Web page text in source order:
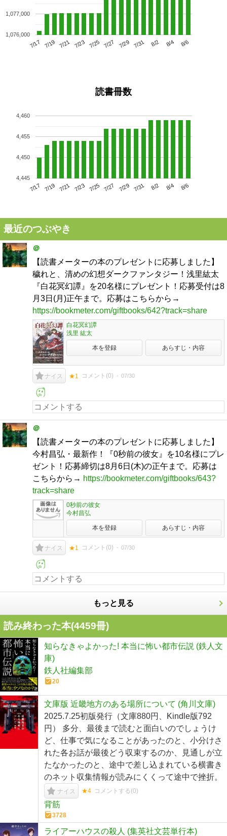
7/17 7/19 7/21 7/23 7/25 7/27 7/29 7/31 8/2 8/4 8/6
1,076,000
1,077,000
読書冊数
7/17 7/19 7/21 7/23 7/25 7/27 7/29 7/31 8/2 8/4 8/6
4,445
4,450
4,455
4,460
最近のつぶやき
＠
【読書メーターの本のプレゼントに応募しました】
穢れと、清めの幻想ダークファンタジー！浅里紘太
『白花冥幻譚』を20名様にプレゼント！応募受付は8
月3日(月)正午まで。応募はこちらから→
https://bookmeter.com/giftbooks/642?track=share
白花冥幻譚
浅里 紘太
本を登録 あらすじ・内容
ナイス ★1 コメント(0) 07/30
＠
【読書メーターの本のプレゼントに応募しました】
今村昌弘・最新作！『0秒前の彼女』を10名様にプレ
ゼント！応募締切は8月6日(木)の正午まで。応募は
こちらから→ https://bookmeter.com/giftbooks/643?
track=share
0秒前の彼女
今村昌弘
本を登録 あらすじ・内容
ナイス ★1 コメント(0) 07/30
もっと見る
読み終わった本(4459冊)
知らなきゃよかった! 本当に怖い都市伝説 (鉄人文
庫)
鉄人社編集部
20
文庫版 近畿地方のある場所について (角川文庫)
2025.7.25初版発行（文庫880円、Kindle版792
円） 多分、最後まで読むと面白いのでしょうけ
ど、仕事で気になることがあったのと、小分けさ
れた各お話が最後どう収束するのか、見通しが立
たなかったのと、途中で差し込まれている横書き
のネット収集情報が読みにくくって途中で挫折。
ナイス ★4 コメントする(0)
背筋
3728
ライアーハウスの殺人 (集英社文芸単行本)